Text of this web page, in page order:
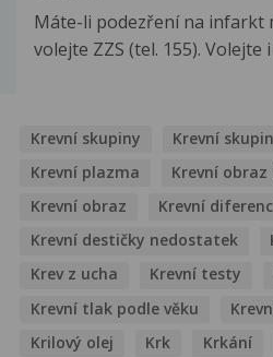
Máte-li podezření na infarkt
volejte ZZS (tel. 155). Volejte i
Krevní skupiny Krevní
Krevní plazma
Krevní
Krevní obraz
Krevní
Krevní destičky nedostatek
Krev z ucha
Krevní testy
Krevní tlak podle věku
Krilový olej
Krk Krkání